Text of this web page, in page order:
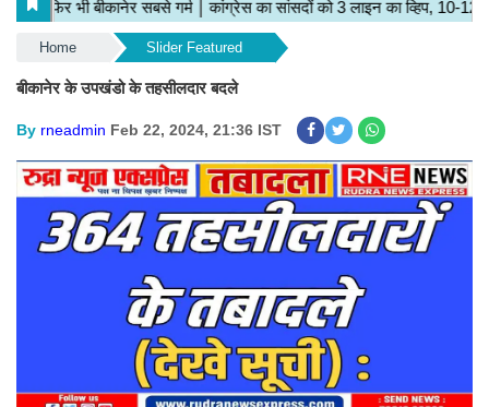
Home Slider Featured
बीकानेर के उपखंडो के तहसीलदार बदले
By rneadmin Feb 22, 2024, 21:36 IST